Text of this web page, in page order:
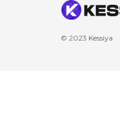
© 2023 Kessiya